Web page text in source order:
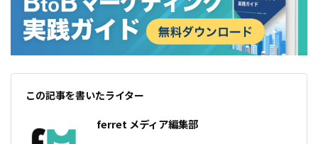
この記事を書いたライター
ferret メディア編集部